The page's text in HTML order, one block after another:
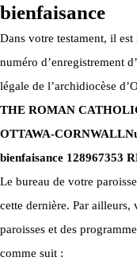
bienfaisance
Dans votre testament, il
numéro d’enregistrement
légale de l’archidiocèse
THE ROMAN
OTTAWA-CORNWALL
bienfaisance 128967353
Le bureau de votre
cette dernière. Par
paroisses et des
comme suit :